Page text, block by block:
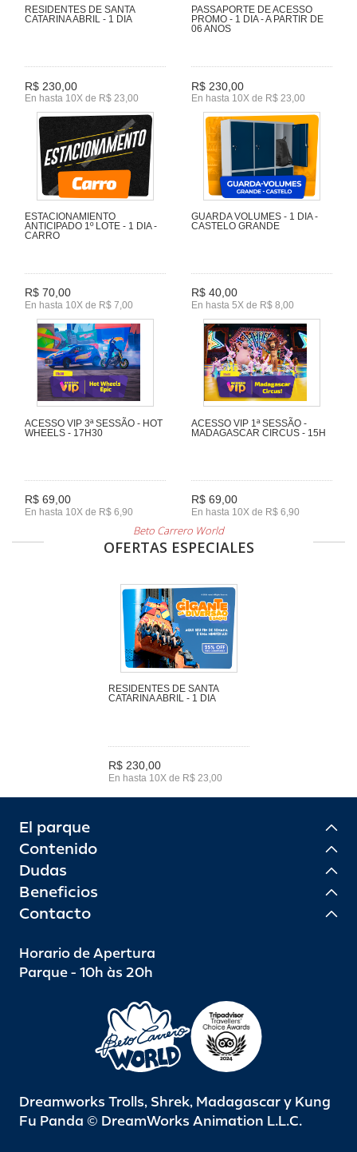
RESIDENTES DE SANTA
CATARINA ABRIL - 1 DIA
R$ 230,00
En hasta 10X de R$ 23,00
PASSAPORTE DE ACESSO
PROMO - 1 DIA - A PARTIR DE
06 ANOS
R$ 230,00
En hasta 10X de R$ 23,00
ESTACIONAMIENTO
ANTICIPADO 1º LOTE - 1 DIA -
CARRO
R$ 70,00
En hasta 10X de R$ 7,00
GUARDA VOLUMES - 1 DIA -
CASTELO GRANDE
R$ 40,00
En hasta 5X de R$ 8,00
ACESSO VIP 3ª SESSÃO - HOT
WHEELS - 17H30
R$ 69,00
En hasta 10X de R$ 6,90
ACESSO VIP 1ª SESSÃO -
MADAGASCAR CIRCUS - 15H
R$ 69,00
En hasta 10X de R$ 6,90
Beto Carrero World
OFERTAS ESPECIALES
RESIDENTES DE SANTA
CATARINA ABRIL - 1 DIA
R$ 230,00
En hasta 10X de R$ 23,00
El parque
Contenido
Dudas
Beneficios
Contacto
Horario de Apertura
Parque - 10h às 20h
Dreamworks Trolls, Shrek, Madagascar y Kung
Fu Panda © DreamWorks Animation L.L.C.